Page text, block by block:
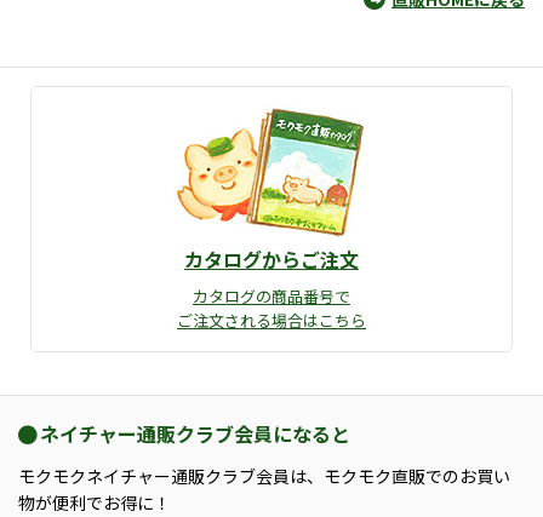
カタログからご注文
カタログの商品番号で
ご注文される場合はこちら
ネイチャー通販クラブ会員になると
モクモクネイチャー通販クラブ会員は、モクモク直販でのお買い
物が便利でお得に！